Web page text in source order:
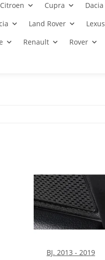
Citroen Cupra Dacia
Land Rover Lexus
Renault Rover
BJ. 2013 - 2019